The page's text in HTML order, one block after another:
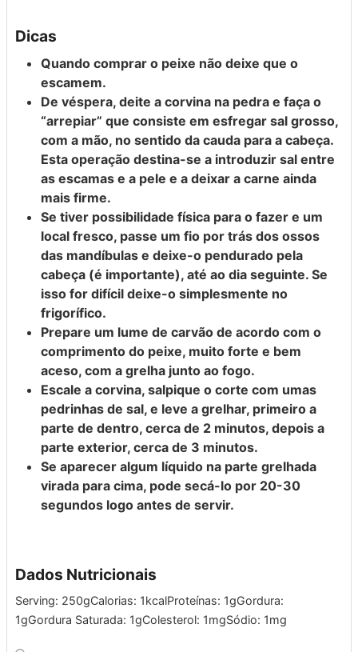
Dicas
Quando comprar o peixe não deixe que o
escamem.
De véspera, deite a corvina na pedra e faça o
“arrepiar” que consiste em esfregar sal grosso,
com a mão, no sentido da cauda para a cabeça.
Esta operação destina-se a introduzir sal entre
as escamas e a pele e a deixar a carne ainda
mais firme.
Se tiver possibilidade física para o fazer e um
local fresco, passe um fio por trás dos ossos
das mandíbulas e deixe-o pendurado pela
cabeça (é importante), até ao dia seguinte. Se
isso for difícil deixe-o simplesmente no
frigorífico.
Prepare um lume de carvão de acordo com o
comprimento do peixe, muito forte e bem
aceso, com a grelha junto ao fogo.
Escale a corvina, salpique o corte com umas
pedrinhas de sal, e leve a grelhar, primeiro a
parte de dentro, cerca de 2 minutos, depois a
parte exterior, cerca de 3 minutos.
Se aparecer algum líquido na parte grelhada
virada para cima, pode secá-lo por 20-30
segundos logo antes de servir.
Dados Nutricionais
Serving: 250gCalorias: 1kcalProteínas: 1gGordura:
1gGordura Saturada: 1gColesterol: 1mgSódio: 1mg